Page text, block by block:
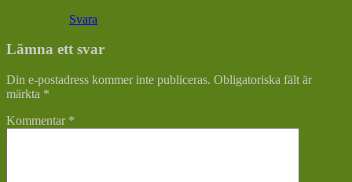
Svara
Lämna ett svar
Din e-postadress kommer inte publiceras. Obligatoriska fält är
märkta *
Kommentar *